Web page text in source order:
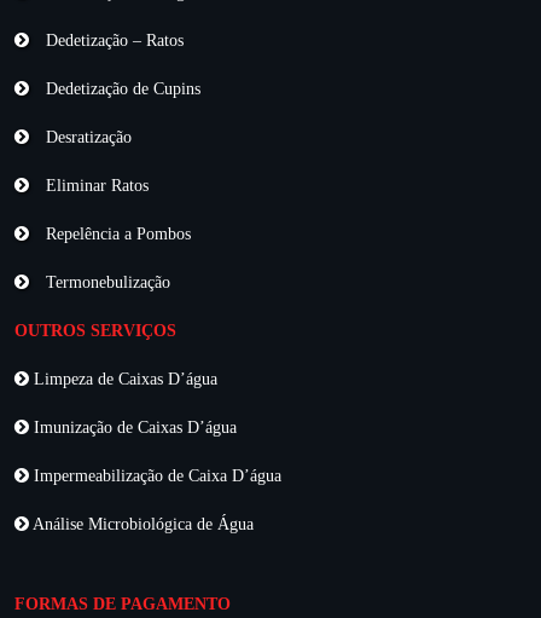
Dedetização – Ratos
Dedetização de Cupins
Desratização
Eliminar Ratos
Repelência a Pombos
Termonebulização
OUTROS SERVIÇOS
Limpeza de Caixas D’água
Imunização de Caixas D’água
Impermeabilização de Caixa D’água
Análise Microbiológica de Água
FORMAS DE PAGAMENTO